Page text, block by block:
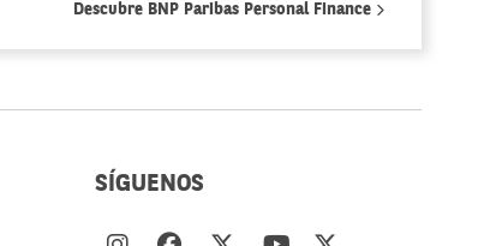
Descubre BNP Paribas Personal Finance
SÍGUENOS